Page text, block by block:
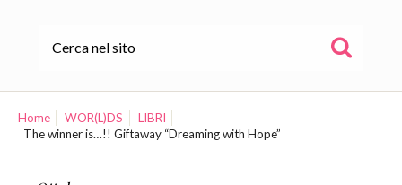
WOR(L)DS
Home WOR(L)DS
LIBRI
The winner is…!! Giftaway “Dreaming with Hope”